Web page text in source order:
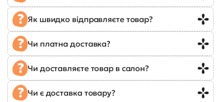
Як швидко відправляєте товар?
Чи платна доставка?
Чи доставляєте товар в салон?
Чи є доставка товару?